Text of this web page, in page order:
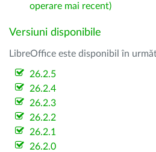
operare mai recent)
Versiuni disponibile
LibreOffice este disponibil în
26.2.5
26.2.4
26.2.3
26.2.2
26.2.1
26.2.0